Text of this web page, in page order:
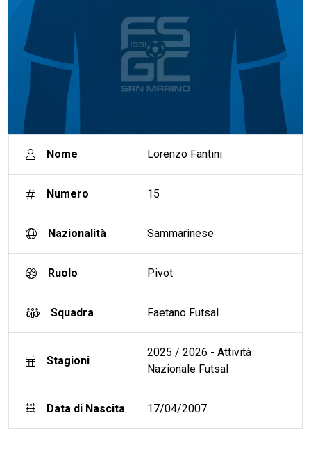
Nome Lorenzo Fantini
Numero 15
Nazionalità Sammarinese
Ruolo Pivot
Squadra Faetano Futsal
Stagioni
2025 / 2026 - Attività
Nazionale Futsal
Data di Nascita 17/04/2007